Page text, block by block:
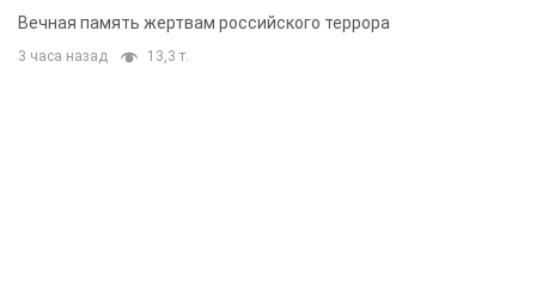
муж и внук
Вечная память жертвам российского террора
3 часа назад 13,3 т.